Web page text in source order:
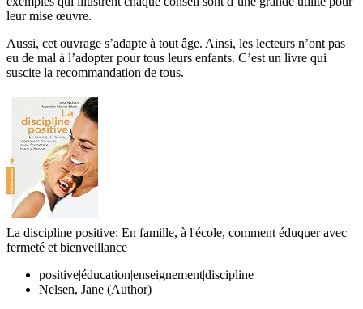
leur mise œuvre.
Aussi, cet ouvrage s’adapte à tout âge. Ainsi, les lecteurs n’ont pas
eu de mal à l’adopter pour tous leurs enfants. C’est un livre qui
suscite la recommandation de tous.
La discipline positive: En famille, à l'école, comment éduquer avec
fermeté et bienveillance
positive|éducation|enseignement|discipline
Nelsen, Jane (Author)